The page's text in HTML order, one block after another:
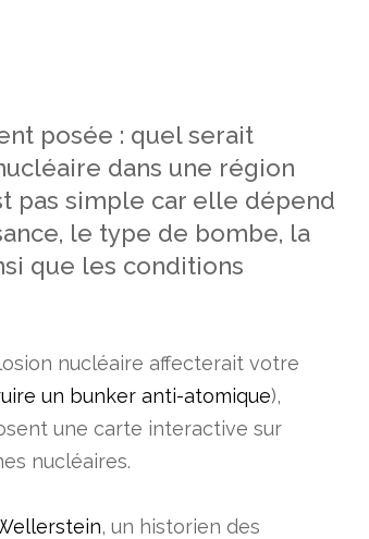
posée : quel serait
dans une région
pas simple car elle dépend
le type de bombe, la
que les conditions
nucléaire affecterait votre
un bunker anti-atomique),
une carte interactive sur
nucléaires.
, un historien des